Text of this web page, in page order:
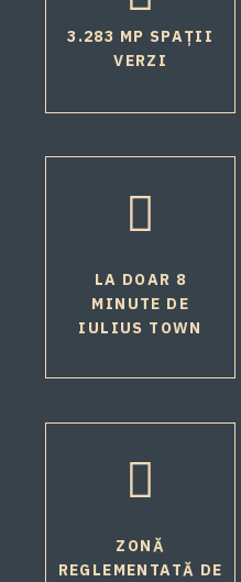
3.283 MP SPAȚII
VERZI
LA DOAR 8
MINUTE DE
IULIUS TOWN
ZONĂ
REGLEMENTATĂ DE